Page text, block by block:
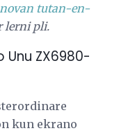
novan tutan-en-
lerni pli.
Unu ZX6980-
kun ekrano